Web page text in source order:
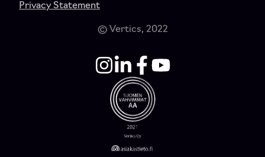
Privacy Statement
© Vertics, 2022